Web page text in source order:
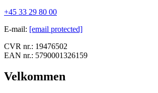
+45 33 29 80 00
E-mail: [email protected]
CVR nr.: 19476502
EAN nr.: 5790001326159
Velkommen